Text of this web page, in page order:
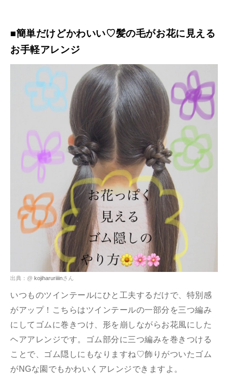
■簡単だけどかわいい♡髪の毛がお花に見える
お手軽アレンジ
出典：@ kojiharuriiiinさん
いつものツインテールにひと工夫するだけで、特別感
がアップ！こちらはツインテールの一部分を三つ編み
にしてゴムに巻きつけ、形を崩しながらお花風にした
ヘアアレンジです。ゴム部分に三つ編みを巻きつける
ことで、ゴム隠しにもなりますね♡飾りがついたゴム
がNGな園でもかわいくアレンジできますよ。